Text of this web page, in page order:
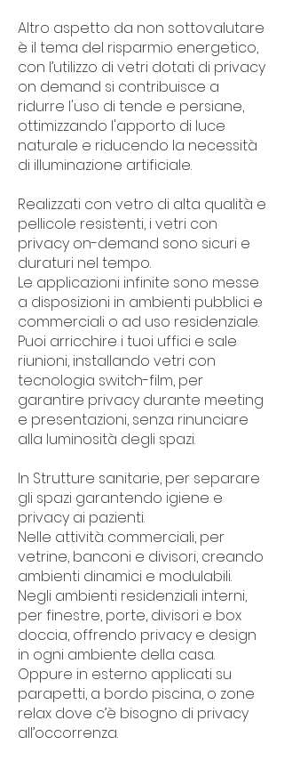
Altro aspetto da non sottovalutare
è il tema del risparmio energetico,
con l’utilizzo di vetri dotati di privacy
on demand si contribuisce a
ridurre l'uso di tende e persiane,
ottimizzando l'apporto di luce
naturale e riducendo la necessità
di illuminazione artificiale.
Realizzati con vetro di alta qualità e
pellicole resistenti, i vetri con
privacy on-demand sono sicuri e
duraturi nel tempo.
Le applicazioni infinite sono messe
a disposizioni in ambienti pubblici e
commerciali o ad uso residenziale.
Puoi arricchire i tuoi uffici e sale
riunioni, installando vetri con
tecnologia switch-film, per
garantire privacy durante meeting
e presentazioni, senza rinunciare
alla luminosità degli spazi.
In Strutture sanitarie, per separare
gli spazi garantendo igiene e
privacy ai pazienti.
Nelle attività commerciali, per
vetrine, banconi e divisori, creando
ambienti dinamici e modulabili.
Negli ambienti residenziali interni,
per finestre, porte, divisori e box
doccia, offrendo privacy e design
in ogni ambiente della casa.
Oppure in esterno applicati su
parapetti, a bordo piscina, o zone
relax dove c’è bisogno di privacy
all’occorrenza.